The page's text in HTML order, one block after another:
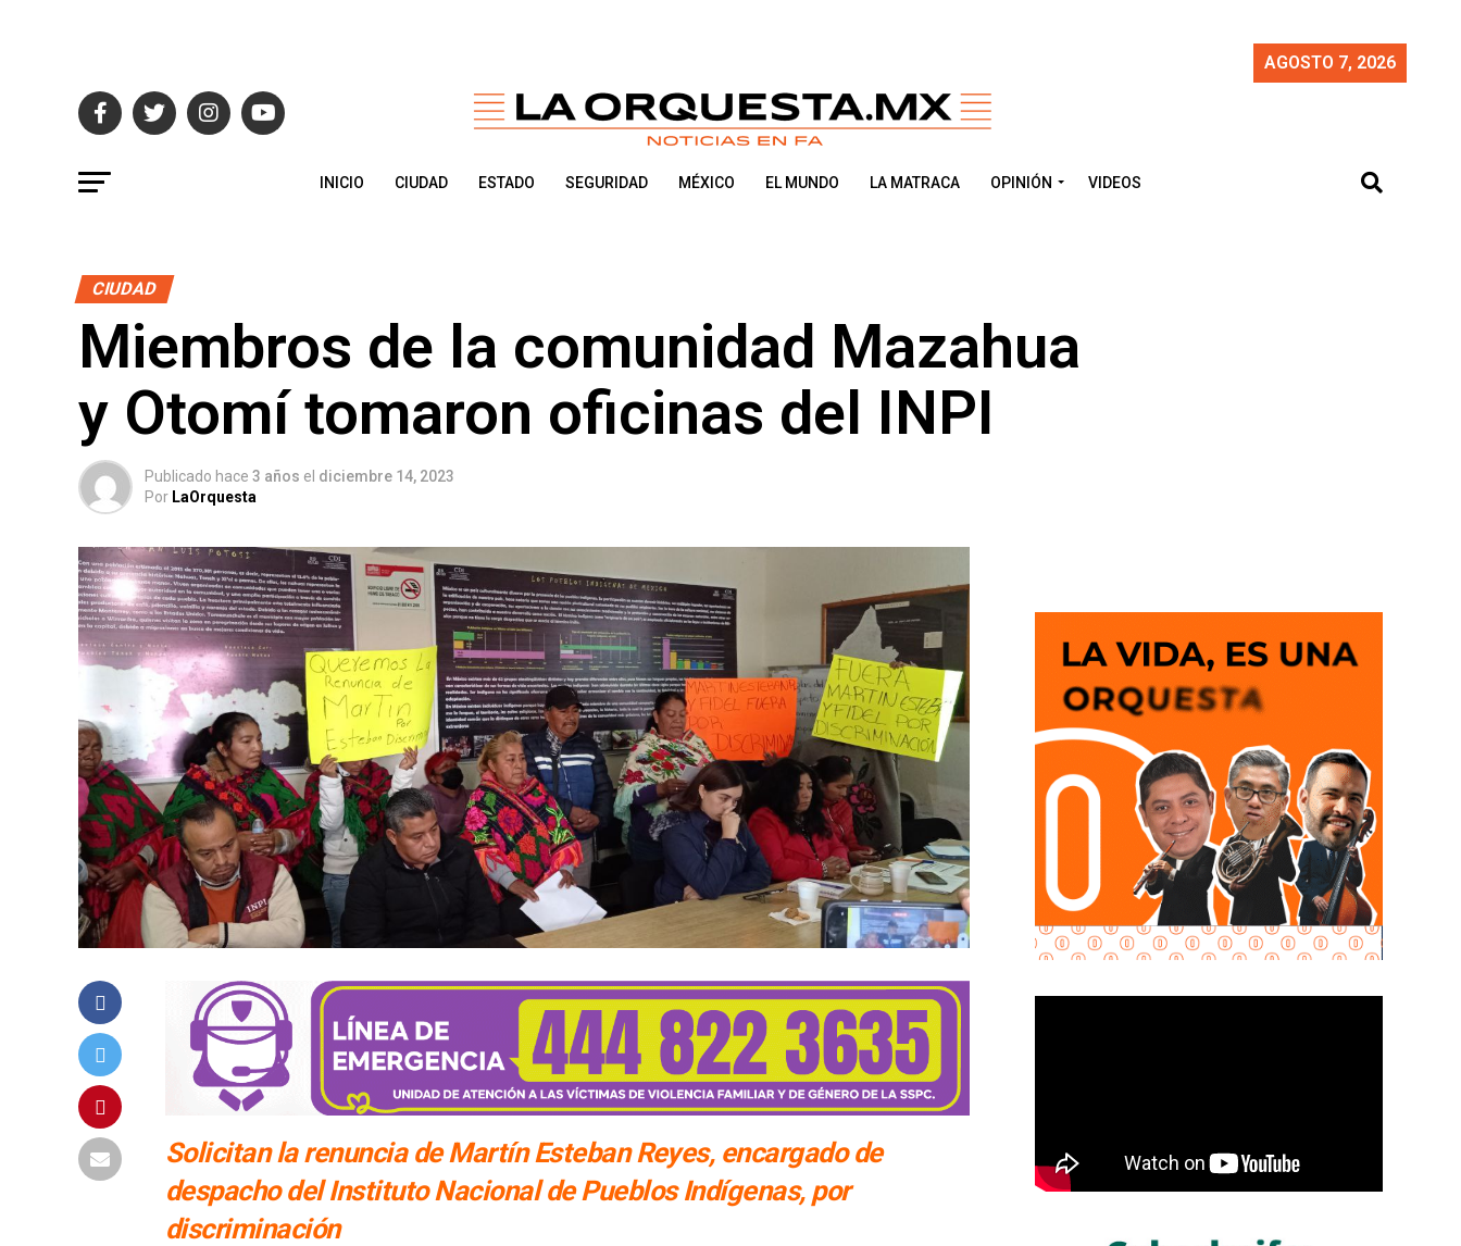
AGOSTO 7, 2026
INICIO CIUDAD ESTADO SEGURIDAD MÉXICO EL MUNDO LA MATRACA OPINIÓN VIDEOS
CIUDAD
Miembros de la comunidad Mazahua
y Otomí tomaron oficinas del INPI
Publicado hace 3 años el diciembre 14, 2023
Por LaOrquesta
Solicitan la renuncia de Martín Esteban Reyes, encargado de
despacho del Instituto Nacional de Pueblos Indígenas, por
discriminación